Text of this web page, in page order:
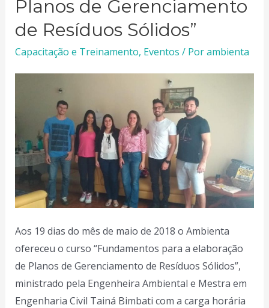
E.E.
Padre
Armani
Planos de Gerenciamento
de Resíduos Sólidos”​
Capacitação e Treinamento, Eventos / Porambienta
Aos 19 dias do mês de maio de 2018 o Ambienta
ofereceu o curso “Fundamentos para a elaboração
de Planos de Gerenciamento de Resíduos Sólidos”,
ministrado pela Engenheira Ambiental e Mestra em
Engenharia Civil Tainá Bimbati com a carga horária